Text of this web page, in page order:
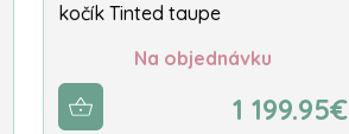
kočík Tinted taupe
Na objednávku
1 199.95€